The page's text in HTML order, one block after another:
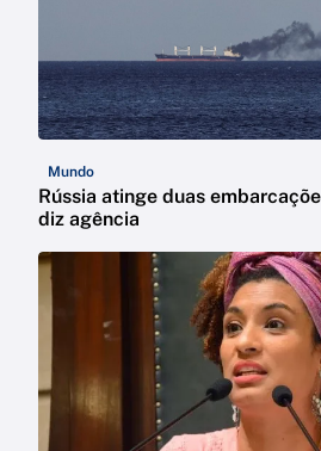
Mundo
Rússia atinge duas
diz agência